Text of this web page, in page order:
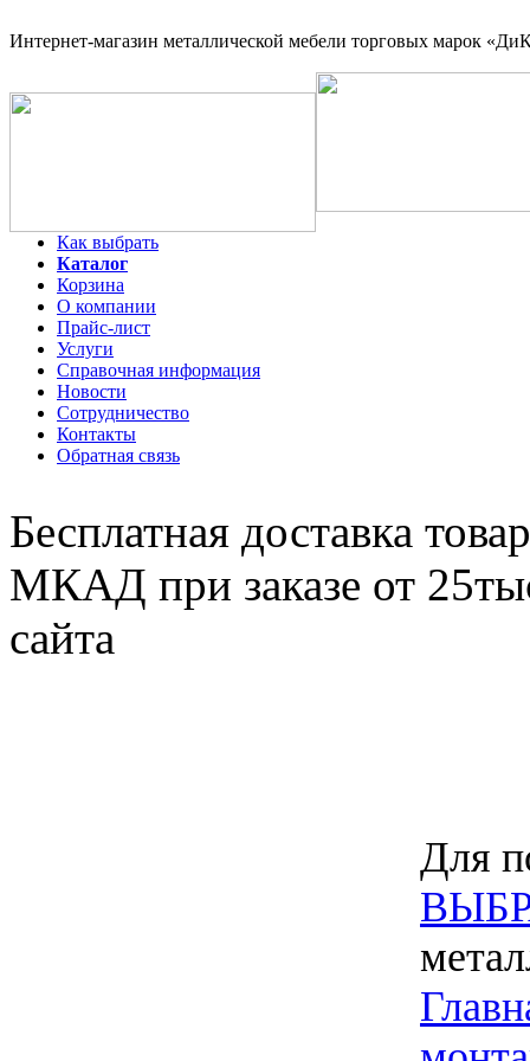
Интернет-магазин металлической мебели торговых марок
Как выбрать
Каталог
Корзина
О компании
Прайс-лист
Услуги
Справочная информация
Новости
Сотрудничество
Контакты
Обратная связь
Бесплатная доставка
МКАД при заказе от
сайта
Для